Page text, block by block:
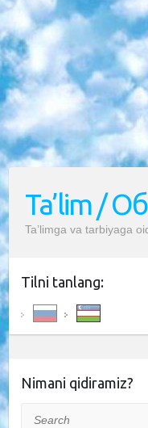
Ta’lim /
Ta’limga va tarbiyaga
Tilni tanlang:
Nimani qidiramiz?